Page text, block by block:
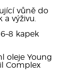
vůně do
výživu.
kapek
oleje Young
Complex